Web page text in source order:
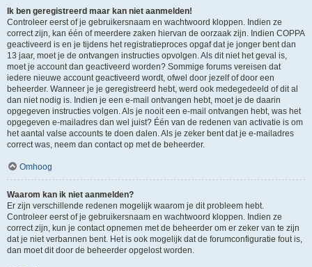
Ik ben geregistreerd maar kan niet aanmelden!
Controleer eerst of je gebruikersnaam en wachtwoord kloppen. Indien ze
correct zijn, kan één of meerdere zaken hiervan de oorzaak zijn. Indien COPPA
geactiveerd is en je tijdens het registratieproces opgaf dat je jonger bent dan
13 jaar, moet je de ontvangen instructies opvolgen. Als dit niet het geval is,
moet je account dan geactiveerd worden? Sommige forums vereisen dat
iedere nieuwe account geactiveerd wordt, ofwel door jezelf of door een
beheerder. Wanneer je je geregistreerd hebt, werd ook medegedeeld of dit al
dan niet nodig is. Indien je een e-mail ontvangen hebt, moet je de daarin
opgegeven instructies volgen. Als je nooit een e-mail ontvangen hebt, was het
opgegeven e-mailadres dan wel juist? Één van de redenen van activatie is om
het aantal valse accounts te doen dalen. Als je zeker bent dat je e-mailadres
correct was, neem dan contact op met de beheerder.
Omhoog
Waarom kan ik niet aanmelden?
Er zijn verschillende redenen mogelijk waarom je dit probleem hebt.
Controleer eerst of je gebruikersnaam en wachtwoord kloppen. Indien ze
correct zijn, kun je contact opnemen met de beheerder om er zeker van te zijn
dat je niet verbannen bent. Het is ook mogelijk dat de forumconfiguratie fout is,
dan moet dit door de beheerder opgelost worden.